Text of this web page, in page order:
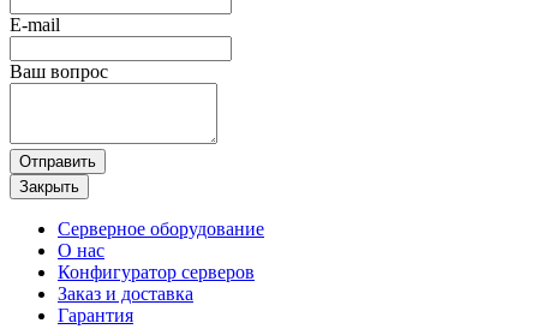
E-mail
Ваш вопрос
Отправить
Закрыть
Серверное оборудование
О нас
Конфигуратор серверов
Заказ и доставка
Гарантия